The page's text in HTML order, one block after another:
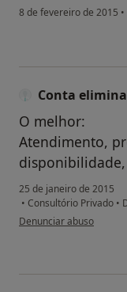
8 de fevereiro de 2015 •
Conta
O melhor:
Atendimento,
25 de janeiro de 2015
• Consultório Privado •
na opinião do utilizador
Denunciar abuso